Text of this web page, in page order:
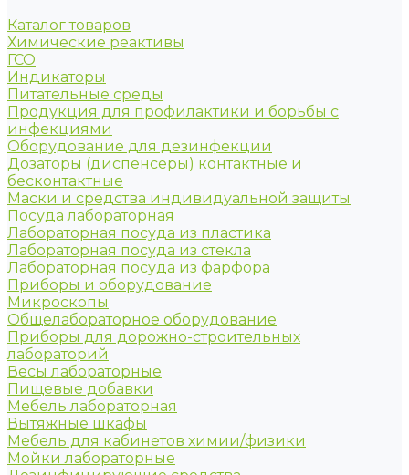
Каталог товаров
Химические реактивы
ГСО
Индикаторы
Питательные среды
Продукция для профилактики и борьбы с
инфекциями
Оборудование для дезинфекции
Дозаторы (диспенсеры) контактные и
бесконтактные
Маски и средства индивидуальной защиты
Посуда лабораторная
Лабораторная посуда из пластика
Лабораторная посуда из стекла
Лабораторная посуда из фарфора
Приборы и оборудование
Микроскопы
Общелабораторное оборудование
Приборы для дорожно-строительных
лабораторий
Весы лабораторные
Пищевые добавки
Мебель лабораторная
Вытяжные шкафы
Мебель для кабинетов химии/физики
Мойки лабораторные